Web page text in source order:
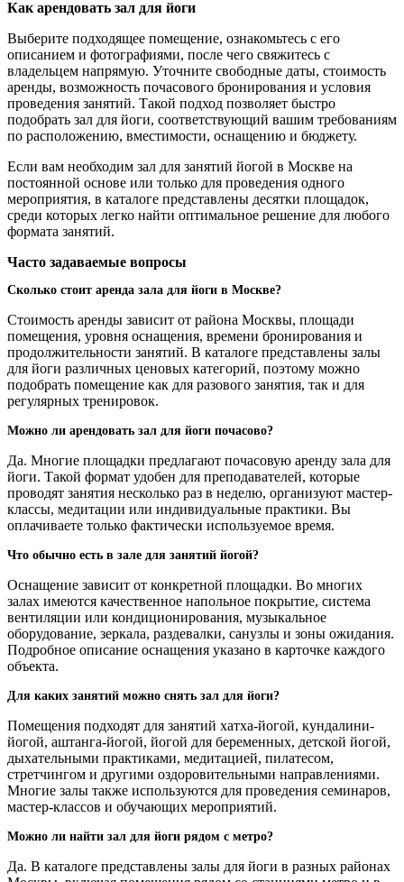
Как арендовать зал для йоги
Выберите подходящее помещение, ознакомьтесь с его
описанием и фотографиями, после чего свяжитесь с
владельцем напрямую. Уточните свободные даты, стоимость
аренды, возможность почасового бронирования и условия
проведения занятий. Такой подход позволяет быстро
подобрать зал для йоги, соответствующий вашим требованиям
по расположению, вместимости, оснащению и бюджету.
Если вам необходим зал для занятий йогой в Москве на
постоянной основе или только для проведения одного
мероприятия, в каталоге представлены десятки площадок,
среди которых легко найти оптимальное решение для любого
формата занятий.
Часто задаваемые вопросы
Сколько стоит аренда зала для йоги в Москве?
Стоимость аренды зависит от района Москвы, площади
помещения, уровня оснащения, времени бронирования и
продолжительности занятий. В каталоге представлены залы
для йоги различных ценовых категорий, поэтому можно
подобрать помещение как для разового занятия, так и для
регулярных тренировок.
Можно ли арендовать зал для йоги почасово?
Да. Многие площадки предлагают почасовую аренду зала для
йоги. Такой формат удобен для преподавателей, которые
проводят занятия несколько раз в неделю, организуют мастер-
классы, медитации или индивидуальные практики. Вы
оплачиваете только фактически используемое время.
Что обычно есть в зале для занятий йогой?
Оснащение зависит от конкретной площадки. Во многих
залах имеются качественное напольное покрытие, система
вентиляции или кондиционирования, музыкальное
оборудование, зеркала, раздевалки, санузлы и зоны ожидания.
Подробное описание оснащения указано в карточке каждого
объекта.
Для каких занятий можно снять зал для йоги?
Помещения подходят для занятий хатха-йогой, кундалини-
йогой, аштанга-йогой, йогой для беременных, детской йогой,
дыхательными практиками, медитацией, пилатесом,
стретчингом и другими оздоровительными направлениями.
Многие залы также используются для проведения семинаров,
мастер-классов и обучающих мероприятий.
Можно ли найти зал для йоги рядом с метро?
Да. В каталоге представлены залы для йоги в разных районах